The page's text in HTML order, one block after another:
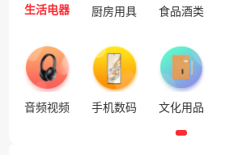
生活电器 厨房用具 食品酒类
音频视频 手机数码 文化用品